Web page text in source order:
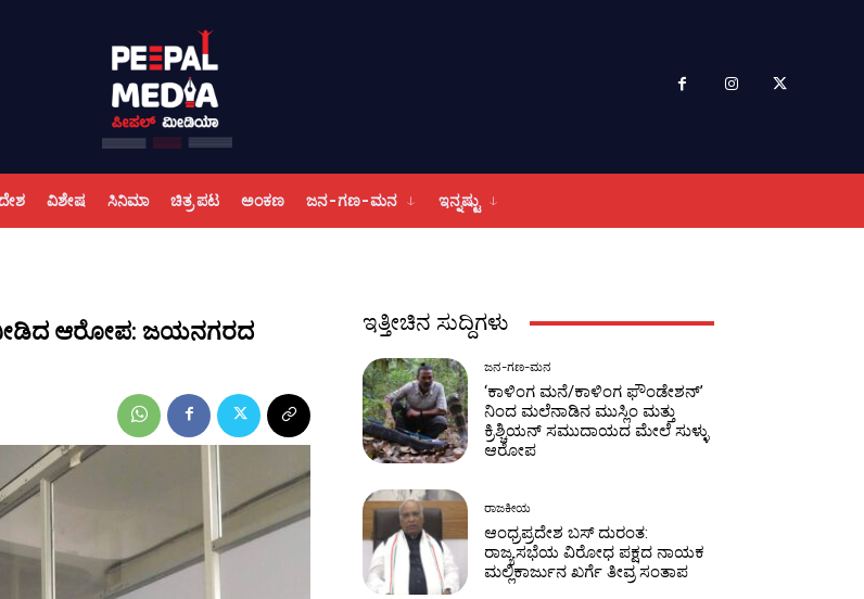
ವಿಶೇಷ ಸಿನಿಮಾ ಚಿತ್ರ ಪಟ ಅಂಕಣ ಜನ-ಗಣ-ಮನ ಇನ್ನಷ್ಟು
ನೀಡಿದ ಆರೋಪ: ಜಯನಗರದ
ಇತ್ತೀಚಿನ ಸುದ್ದಿಗಳು
ಜನ-ಗಣ-ಮನ
‘ಕಾಳಿಂಗ ಮನೆ/ಕಾಳಿಂಗ ಫೌಂಡೇಶನ್’
ನಿಂದ ಮಲೆನಾಡಿನ ಮುಸ್ಲಿಂ ಮತ್ತು
ಕ್ರಿಶ್ಚಿಯನ್ ಸಮುದಾಯದ ಮೇಲೆ ಸುಳ್ಳು
ಆರೋಪ
ರಾಜಕೀಯ
ಆಂಧ್ರಪ್ರದೇಶ ಬಸ್ ದುರಂತ:
ರಾಜ್ಯಸಭೆಯ ವಿರೋಧ ಪಕ್ಷದ ನಾಯಕ
ಮಲ್ಲಿಕಾರ್ಜುನ ಖರ್ಗೆ ತೀವ್ರ ಸಂತಾಪ